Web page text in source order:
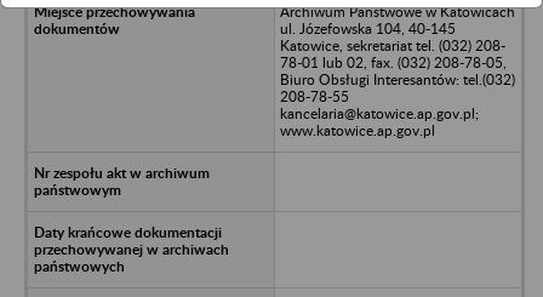
Archiwum Państwowe w Katowicach
ul. Józefowska 104, 40-145
Katowice, sekretariat tel. (032) 208-
78-01 lub 02, fax. (032) 208-78-05,
Biuro Obsługi Interesantów: tel.(032)
208-78-55
kancelaria@katowice.ap.gov.pl;
www.katowice.ap.gov.pl